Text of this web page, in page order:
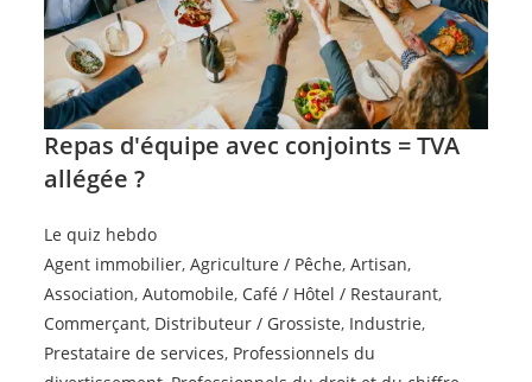
Repas d'équipe avec conjoints = TVA
allégée ?
Le quiz hebdo
Agent immobilier,Agriculture / Pêche,Artisan,
Association,Automobile, Café / Hôtel / Restaurant,
Commerçant, Distributeur / Grossiste, Industrie,
Prestataire de services, Professionnels du